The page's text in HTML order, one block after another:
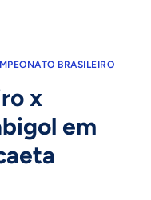
BRASILEIRO
x
em